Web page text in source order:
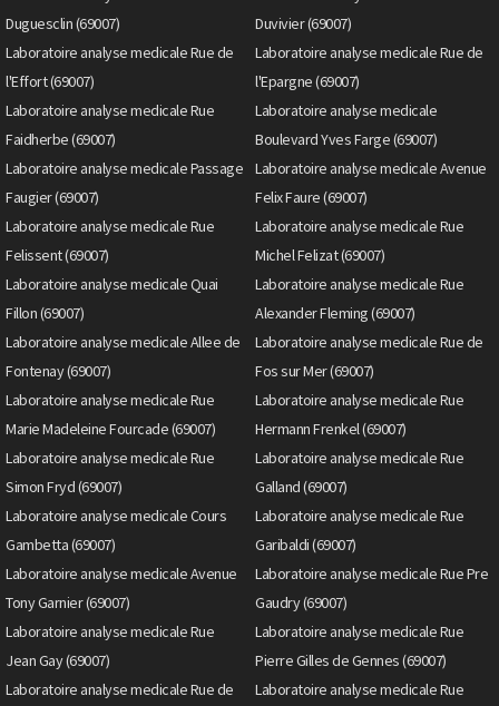
Duguesclin (69007)
Duvivier (69007)
Laboratoire analyse medicale Rue de
l'Effort (69007)
Laboratoire analyse medicale Rue de
l'Epargne (69007)
Laboratoire analyse medicale Rue
Faidherbe (69007)
Laboratoire analyse medicale
Boulevard Yves Farge (69007)
Laboratoire analyse medicale Passage
Faugier (69007)
Laboratoire analyse medicale Avenue
Felix Faure (69007)
Laboratoire analyse medicale Rue
Felissent (69007)
Laboratoire analyse medicale Rue
Michel Felizat (69007)
Laboratoire analyse medicale Quai
Fillon (69007)
Laboratoire analyse medicale Rue
Alexander Fleming (69007)
Laboratoire analyse medicale Allee de
Fontenay (69007)
Laboratoire analyse medicale Rue de
Fos sur Mer (69007)
Laboratoire analyse medicale Rue
Marie Madeleine Fourcade (69007)
Laboratoire analyse medicale Rue
Hermann Frenkel (69007)
Laboratoire analyse medicale Rue
Simon Fryd (69007)
Laboratoire analyse medicale Rue
Galland (69007)
Laboratoire analyse medicale Cours
Gambetta (69007)
Laboratoire analyse medicale Rue
Garibaldi (69007)
Laboratoire analyse medicale Avenue
Tony Garnier (69007)
Laboratoire analyse medicale Rue Pre
Gaudry (69007)
Laboratoire analyse medicale Rue
Jean Gay (69007)
Laboratoire analyse medicale Rue
Pierre Gilles de Gennes (69007)
Laboratoire analyse medicale Rue de
Laboratoire analyse medicale Rue